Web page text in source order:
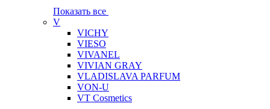
Показать все
V
VICHY
VIESO
VIVANEL
VIVIAN GRAY
VLADISLAVA PARFUM
VON-U
VT Cosmetics